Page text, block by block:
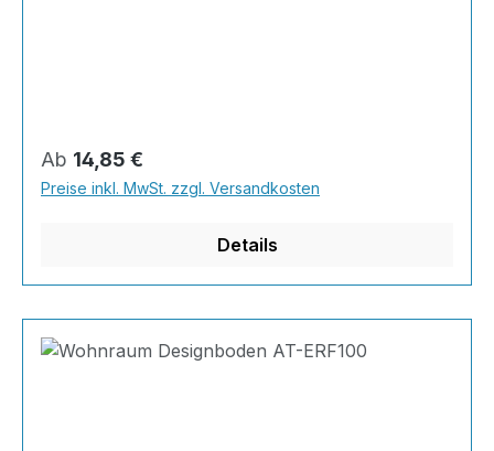
Farbkombinationen sind möglich.Von edlen
Naturtönen bis knallig-bunt ist alles möglich!
Inhalt: Vier Stammkomponenten inkl. Harz,
Regulärer Preis:
Ab 14,85 €
Preise inkl. MwSt. zzgl. Versandkosten
Details